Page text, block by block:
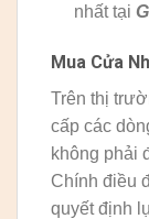
nhất tại
Mua Cửa
Trên thị
cấp các
không phải
Chính điều
quyết định